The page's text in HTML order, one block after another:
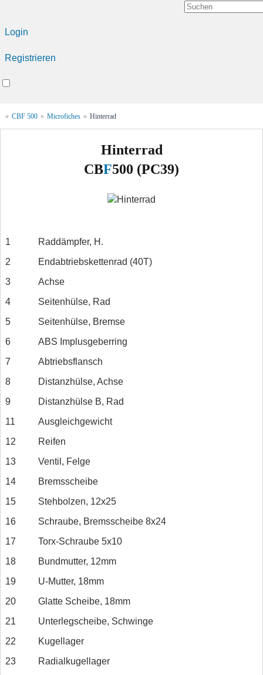
Login
Registrieren
» CBF 500 » Microfiches » Hinterrad
Hinterrad
CBF500 (PC39)
1
Raddämpfer, H.
2
Endabtriebskettenrad (40T)
3
Achse
4
Seitenhülse, Rad
5
Seitenhülse, Bremse
6
ABS Implusgeberring
7
Abtriebsflansch
8
Distanzhülse, Achse
9
Distanzhülse B, Rad
11
Ausgleichgewicht
12
Reifen
13
Ventil, Felge
14
Bremsscheibe
15
Stehbolzen, 12x25
16
Schraube, Bremsscheibe 8x24
17
Torx-Schraube 5x10
18
Bundmutter, 12mm
19
U-Mutter, 18mm
20
Glatte Scheibe, 18mm
21
Unterlegscheibe, Schwinge
22
Kugellager
23
Radialkugellager